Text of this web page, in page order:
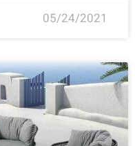
05/24/2021